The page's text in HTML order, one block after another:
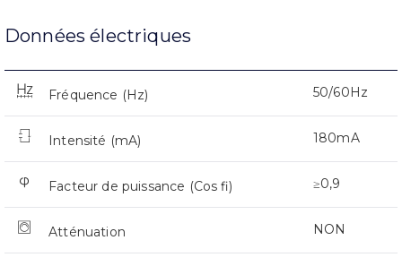
Données électriques
Fréquence (Hz) 50/60Hz
Intensité (mA) 180mA
Facteur de puissance (Cos fi) ≥0,9
Atténuation NON